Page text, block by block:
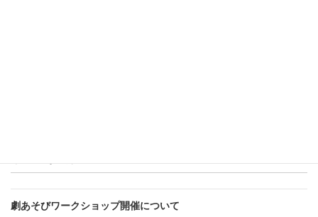
劇あそびワークショップ開催について